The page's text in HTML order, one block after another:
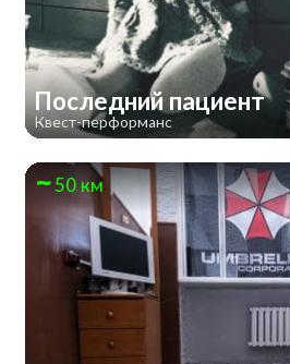
Последний пациент
Квест-перформанс
50 км